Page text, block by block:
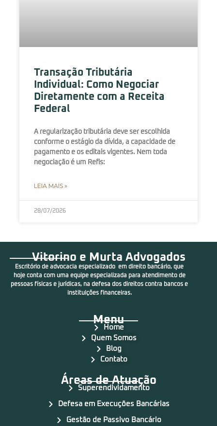
Transação Tributária
Individual: Como Negociar
Diretamente com a Receita
Federal
A regularização tributária deve ser escolhida
conforme o estágio da dívida, a capacidade de
pagamento e os editais vigentes. Nem toda
negociação é um Refis:
LEIA MAIS »
28/07/2026
Vitorino e Murta Advogados
Escritório de advocacia especializado em direito bancário, que
hoje conta com uma equipe especializada para atendimento de
pessoas físicas e jurídicas, na defesa dos direitos contra bancos e
instituições financeiras.
Menu
Home
Quem Somos
Blog
Contato
Áreas de Atuação
Superendividamento
Defesa em Execuções Bancárias
Gestão de Passivo Bancário